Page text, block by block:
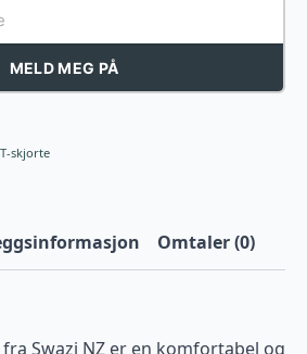
MELD MEG PÅ
T-skjorte
Omtaler (0)
Swazi NZ er en komfortabel og